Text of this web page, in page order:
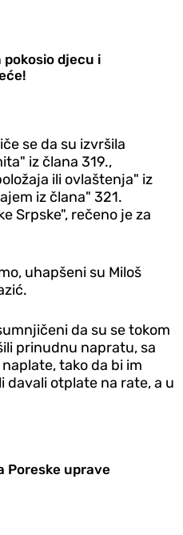
pokosio djecu i
se da su izvršila
iz člana 319.,
ili ovlaštenja" iz
iz člana" 321.
Srpske", rečeno je za
uhapšeni su Miloš
da su se tokom
prinudnu napratu, sa
tako da bi im
davali otplate na rate, a u
Poreske uprave